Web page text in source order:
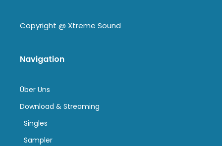
Copyright @ Xtreme Sound
Navigation
Über Uns
Download & Streaming
Singles
Sampler